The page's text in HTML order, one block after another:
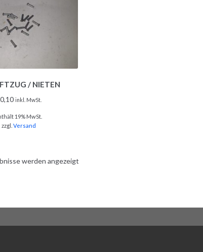
/ NIETEN
0,10 inkl. MwSt.
19% MwSt.
zzgl. Versand
werden angezeigt